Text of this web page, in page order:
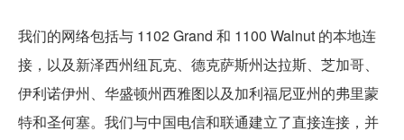
我们的网络包括与 1102 Grand 和 1100 Walnut 的本地连
接，以及新泽西州纽瓦克、德克萨斯州达拉斯、芝加哥、
伊利诺伊州、华盛顿州西雅图以及加利福尼亚州的弗里蒙
特和圣何塞。我们与中国电信和联通建立了直接连接，并